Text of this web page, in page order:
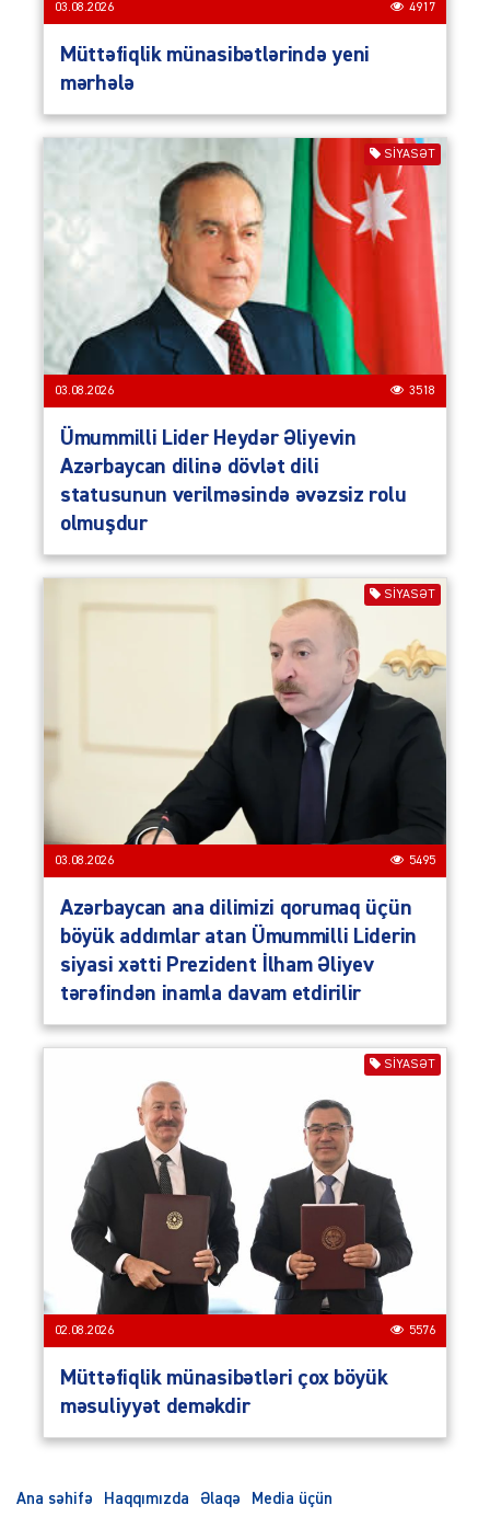
03.08.2026 4917
Müttəfiqlik münasibətlərində yeni
mərhələ
SIYASƏT
03.08.2026 3518
Ümummilli Lider Heydər Əliyevin
Azərbaycan dilinə dövlət dili
statusunun verilməsində əvəzsiz rolu
olmuşdur
SIYASƏT
03.08.2026 5495
Azərbaycan ana dilimizi qorumaq üçün
böyük addımlar atan Ümummilli Liderin
siyasi xətti Prezident İlham Əliyev
tərəfindən inamla davam etdirilir
SIYASƏT
02.08.2026 5576
Müttəfiqlik münasibətləri çox böyük
məsuliyyət deməkdir
Ana səhifə Haqqımızda Əlaqə Media üçün